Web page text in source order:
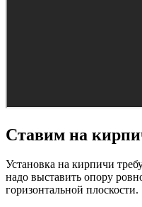
Ставим на
Установка на кирпичи
надо выставить опору
горизонтальной плоскости.